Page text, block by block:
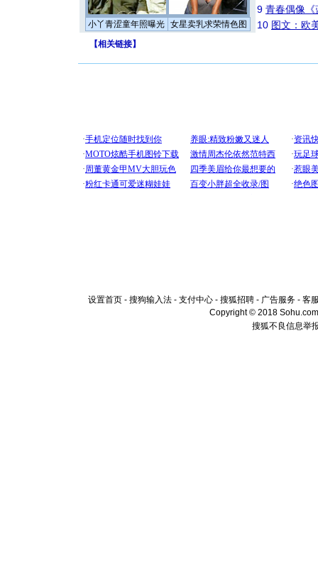
小丫青涩童年照曝光 女星卖乳求荣情色图
9 青春偶像《
10 图文：欧
【相关链接】
设置首页 - 搜狗输入法 - 支付中心 - 搜狐招聘 - 广告服务 - 客
Copyright © 2018
搜狐不良信息举